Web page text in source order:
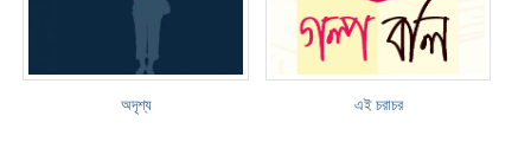
অদৃশ্য এই চরাচর